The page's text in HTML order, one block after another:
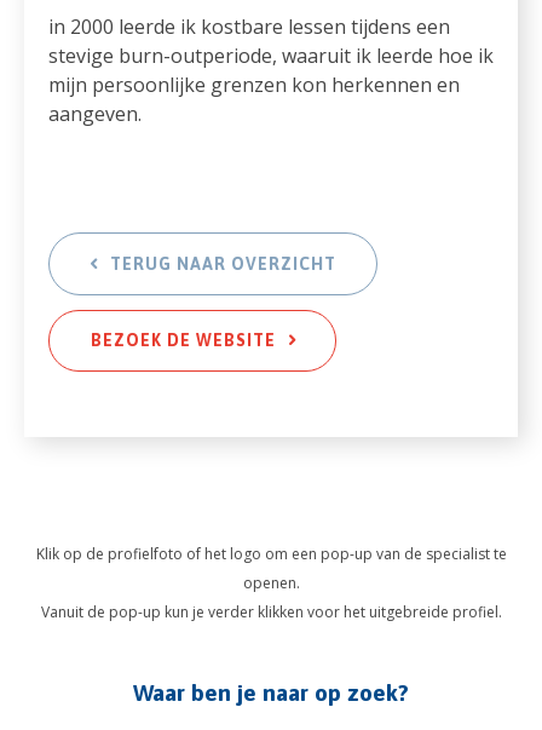
in 2000 leerde ik kostbare lessen tijdens een
stevige burn-outperiode, waaruit ik leerde hoe ik
mijn persoonlijke grenzen kon herkennen en
aangeven.
TERUG NAAR OVERZICHT
BEZOEK DE WEBSITE
Klik op de profielfoto of het logo om een pop-up van de specialist te
openen.
Vanuit de pop-up kun je verder klikken voor het uitgebreide profiel.
Waar ben je naar op zoek?